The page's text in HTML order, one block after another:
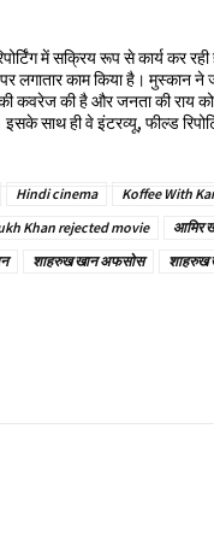
में सक्रिय रूप से कार्य कर रही
काम किया है। मुस्कान ने
कवरेज की है और जनता की राय
साथ ही वे इंटरव्यू, फील्ड
Hindi cinema Koffee With
Khan rejected movie आमिर
शाहरुख खान अफसोस
शाहरुख